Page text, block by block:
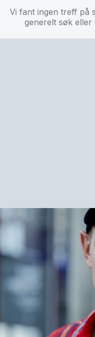
Vi fant ingen treff på
generelt søk eller